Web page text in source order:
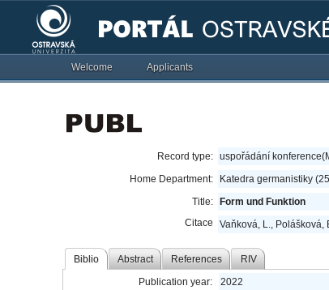
Welcome Applicants
Record type: uspořádání
Home Department:
Katedra germanistiky
Title:
Form und Funktion
Citace
Vaňková, L., Polášková,
Biblio Abstract References RIV
Publication year: 2022